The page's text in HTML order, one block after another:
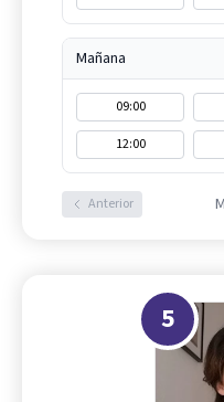
Mañana
09:00
12:00
Anterior
5